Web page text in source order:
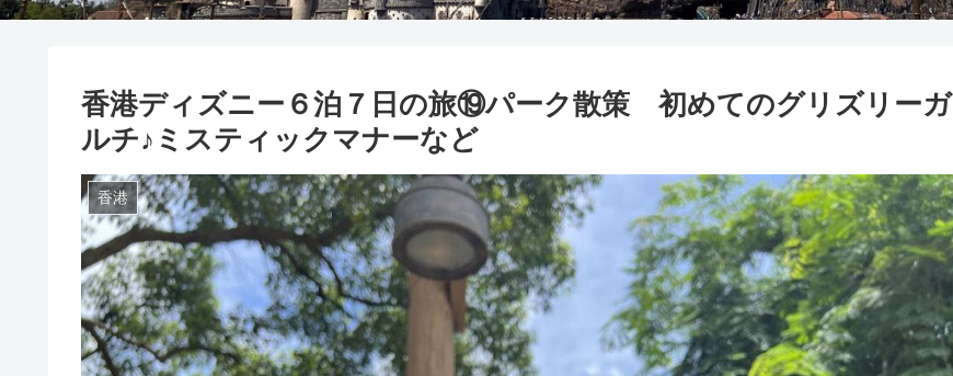
香港ディズニー６泊７日の旅⑲パーク散策 初めてのグリズリーガ
ルチ♪ミスティックマナーなど
香港